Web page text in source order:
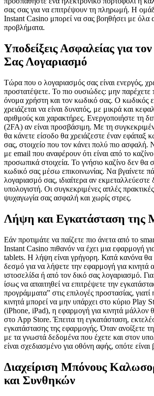
σας σας για να επιτρέψουν τη πληρωμή. Η
Instant Casino μπορεί να σας βοηθήσει με όλα
προβλήματα.
Υποδείξεις Ασφαλείας για
Σας Λογαριασμό
Τώρα που ο λογαριασμός σας είναι ενεργός,
προστατέψετε. Το πιο ουσιώδες: μην παρέχετε
όνομα χρήστη και τον κωδικό σας. Ο κωδικός
χρειάζεται να είναι δυνατός, με μικρά και
αριθμούς και χαρακτήρες. Ενεργοποιήστε τη
(2FA) αν είναι προσβάσιμη. Με τη
θα κάνετε είσοδο θα χρειάζεστε έναν εφάπαξ
σας, στοιχείο που τον κάνει πολύ πιο ασφαλή.
με email που αναφέρουν ότι είναι από το
προσωπικά στοιχεία. Το γνήσιο καζίνο δεν θα
κωδικό σας μέσω επικοινωνίας. Να βγαίνετε
λογαριασμό σας, ιδιαίτερα αν
υπολογιστή. Οι συγκεκριμένες απλές
ψυχαγωγία σας ασφαλή και χωρίς στρες.
Λήψη και Εγκατάσταση της
Εάν προτιμάτε να παίζετε πιο άνετα από το
Instant Casino πιθανόν να έχει μια εφαρμογή
tablets. Η λήψη είναι γρήγορη. Κατά κανόνα θα
δεσμό για να λήψετε την εφαρμογή για κινητά
ιστοσελίδα ή από τον δικό σας λογαριασμό.
ίσως να απαιτηθεί να επιτρέψετε την
προγράμματα” στις επιλογές προστασίας,
κινητά μπορεί να μην υπάρχει στο κύριο Play
(iPhone, iPad), η εφαρμογή για κινητά μάλλον
στο App Store. Έπειτα τη εγκατάσταση,
εγκατάστασης της εφαρμογής. Όταν ανοίξετε
με τα γνωστά δεδομένα που έχετε και στον
είναι σχεδιασμένο για οθόνη αφής, οπότε είναι
Διαχείριση Μπόνους
και Συνθηκών